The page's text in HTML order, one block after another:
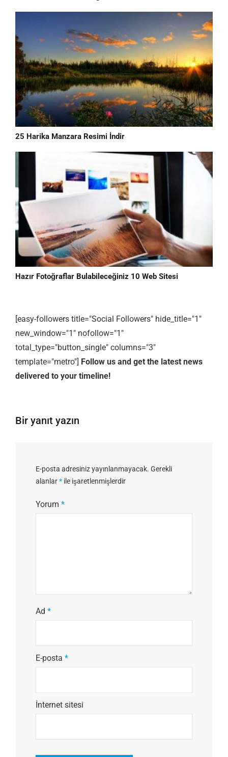
25 Harika Manzara Resimi İndir
Hazır Fotoğraflar Bulabileceğiniz 10 Web Sitesi
[easy-followers title="Social Followers" hide_title="1"
new_window="1" nofollow="1"
total_type="button_single" columns="3"
template="metro"] Follow us and get the latest news
delivered to your timeline!
Bir yanıt yazın
E-posta adresiniz yayınlanmayacak. Gerekli
alanlar* ile işaretlenmişlerdir
Yorum *
Ad *
E-posta *
İnternet sitesi